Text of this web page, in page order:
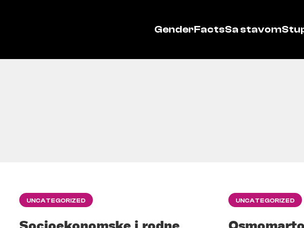
GenderFactsSa stavom
UNCATEGORIZED UNCATEGORIZED